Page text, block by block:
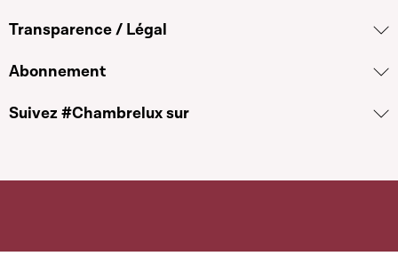
Transparence / Légal
Abonnement
Suivez #Chambrelux sur